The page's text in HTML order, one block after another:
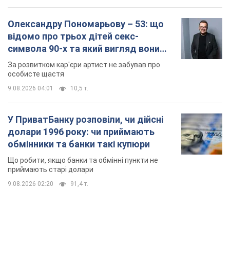
Олександру Пономарьову – 53: що
відомо про трьох дітей секс-
символа 90-х та який вигляд вони
мають
За розвитком кар'єри артист не забував про
особисте щастя
9.08.2026 04:01 10,5 т.
У ПриватБанку розповіли, чи дійсні
долари 1996 року: чи приймають
обмінники та банки такі купюри
Що робити, якщо банки та обмінні пункти не
приймають старі долари
9.08.2026 02:20 91,4 т.